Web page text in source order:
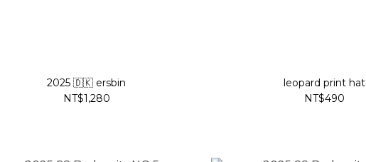
2025 🇩🇰 ersbin
NT$1,280
leopard print hat
NT$490